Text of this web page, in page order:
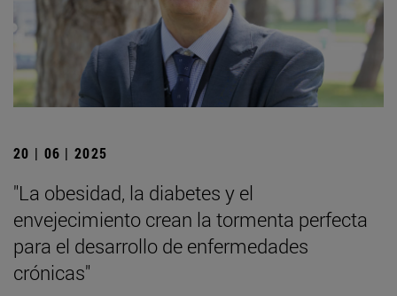
20 | 06 | 2025
"La obesidad, la diabetes y el
envejecimiento crean la tormenta perfecta
para el desarrollo de enfermedades
crónicas"